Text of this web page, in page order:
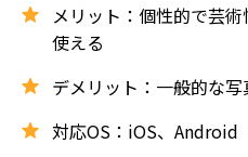
メリット：個性的で芸
使える
デメリット：一般的な
対応OS：iOS、Android